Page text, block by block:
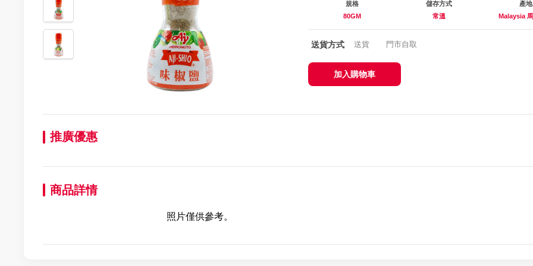
規格
80GM
儲存方式
常溫
產地
Malaysia
送貨方式 送貨 門市自取
加入購物車
推廣優惠
商品詳情
照片僅供參考。